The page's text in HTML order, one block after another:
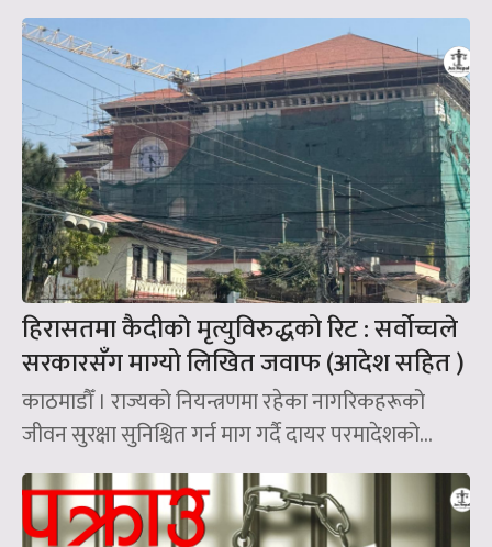
हिरासतमा कैदीकाे मृत्युविरुद्धको रिट : सर्वोच्चले
सरकारसँग माग्यो लिखित जवाफ (आदेश सहित )
काठमाडौँ । राज्यको नियन्त्रणमा रहेका नागरिकहरूको
जीवन सुरक्षा सुनिश्चित गर्न माग गर्दै दायर परमादेशको...